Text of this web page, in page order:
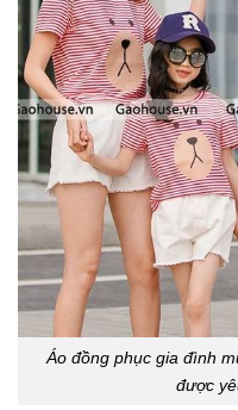
Áo đồng phục gia đình
được